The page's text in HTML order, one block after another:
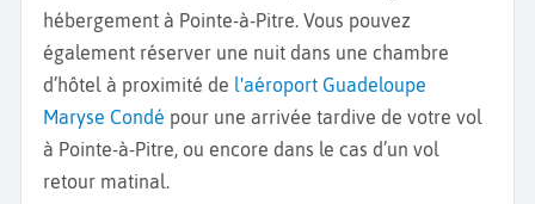
hébergement à Pointe-à-Pitre. Vous pouvez
également réserver une nuit dans une chambre
d’hôtel à proximité de l'aéroport Guadeloupe
Maryse Condé pour une arrivée tardive de votre vol
à Pointe-à-Pitre, ou encore dans le cas d’un vol
retour matinal.